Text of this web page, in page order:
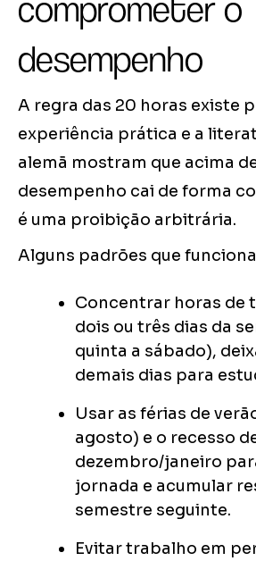
comprometer o
desempenho
A regra das 20 horas existe
experiência prática e a
alemã mostram que acima
desempenho cai de forma
é uma proibição arbitrária.
Alguns padrões que
Concentrar horas de
dois ou três dias da
quinta a sábado),
demais dias para
Usar as férias de
agosto) e o recesso
dezembro/janeiro
jornada e acumular
semestre seguinte.
Evitar trabalho em